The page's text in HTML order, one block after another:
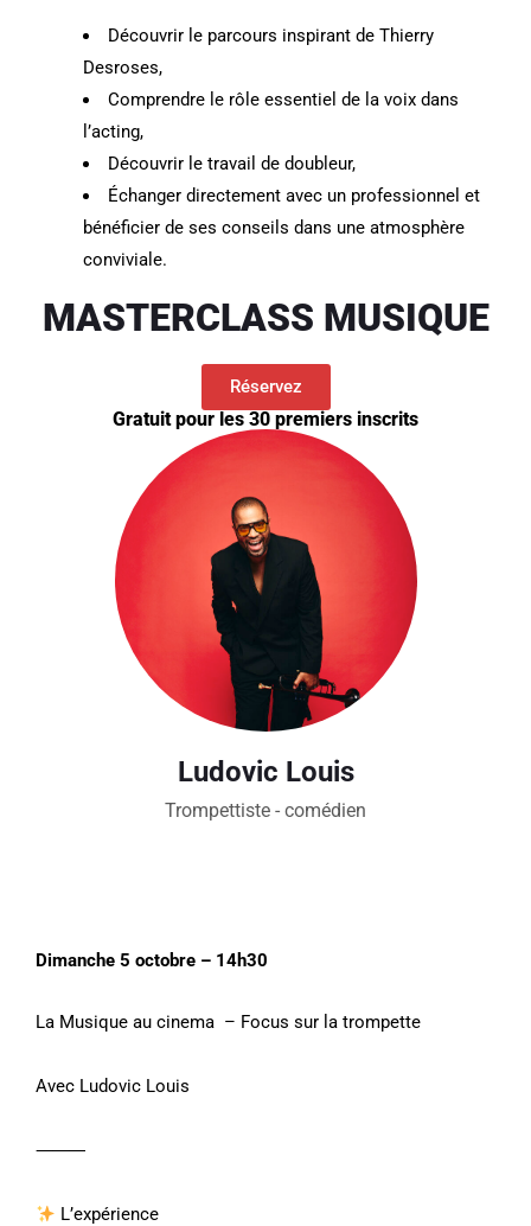
Découvrir le parcours inspirant de Thierry
Desroses,
Comprendre le rôle essentiel de la voix dans
l’acting,
Découvrir le travail de doubleur,
Échanger directement avec un professionnel et
bénéficier de ses conseils dans une atmosphère
conviviale.
MASTERCLASS MUSIQUE
Réservez
Gratuit pour les 30 premiers inscrits
Ludovic Louis
Trompettiste - comédien
Dimanche 5 octobre – 14h30
La Musique au cinema – Focus sur la trompette
Avec Ludovic Louis
⸻
L’expérience